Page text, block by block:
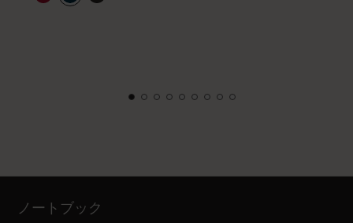
ノートブック